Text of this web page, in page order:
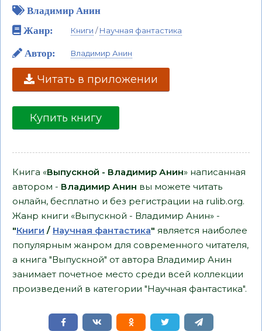
Владимир Анин
Жанр:
Книги /Научная фантастика
Автор: Владимир Анин
Читать в приложении
Купить книгу
Книга «Выпускной - Владимир Анин» написанная
автором - Владимир Анин вы можете читать
онлайн, бесплатно и без регистрации на rulib.org.
Жанр книги «Выпускной - Владимир Анин» -
"Книги / Научная фантастика" является наиболее
популярным жанром для современного читателя,
а книга "Выпускной" от автора Владимир Анин
занимает почетное место среди всей коллекции
произведений в категории "Научная фантастика".